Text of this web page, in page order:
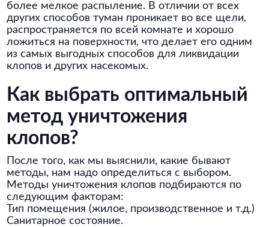
более мелкое распыление. В отличии от всех
других способов туман проникает во все щели,
распространяется по всей комнате и хорошо
ложиться на поверхности, что делает его одним
из самых выгодных способов для ликвидации
клопов и других насекомых.
Как выбрать оптимальный
метод уничтожения
клопов?
После того, как мы выяснили, какие бывают
методы, нам надо определиться с выбором.
Методы уничтожения клопов подбираются по
следующим факторам:
Тип помещения (жилое, производственное и т.д.)
Санитарное состояние.